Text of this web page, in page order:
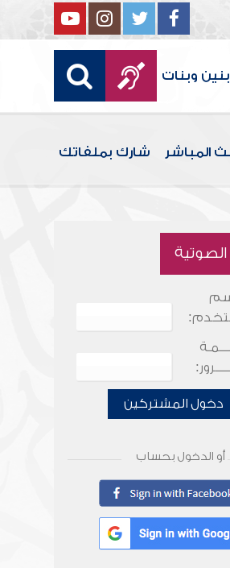
بنين وبنات
المباشر شارك بملفاتك
دخول المشتركين
أو الدخول بحساب